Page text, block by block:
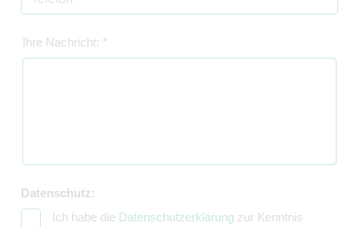
Ihre Nachricht: *
Datenschutz:
Ich habe die Datenschutzerklärung zur Kenntnis